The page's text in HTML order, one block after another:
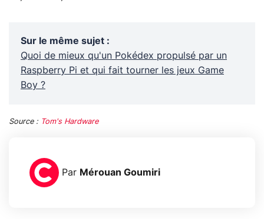
Sur le même sujet :
Quoi de mieux qu'un Pokédex propulsé par un
Raspberry Pi et qui fait tourner les jeux Game
Boy ?
Source : Tom's Hardware
Par Mérouan Goumiri